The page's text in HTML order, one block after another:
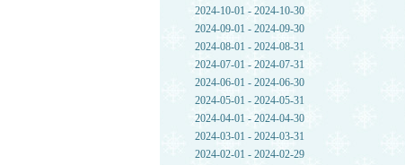
2024-10-01 - 2024-10-30
2024-09-01 - 2024-09-30
2024-08-01 - 2024-08-31
2024-07-01 - 2024-07-31
2024-06-01 - 2024-06-30
2024-05-01 - 2024-05-31
2024-04-01 - 2024-04-30
2024-03-01 - 2024-03-31
2024-02-01 - 2024-02-29